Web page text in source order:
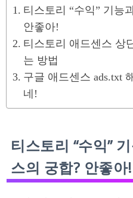
티스토리 “수익” 기능
안좋아!
티스토리 애드센스 상
는 방법
구글 애드센스 ads.txt
네!
티스토리 “수익”
스의 궁합? 안좋아!